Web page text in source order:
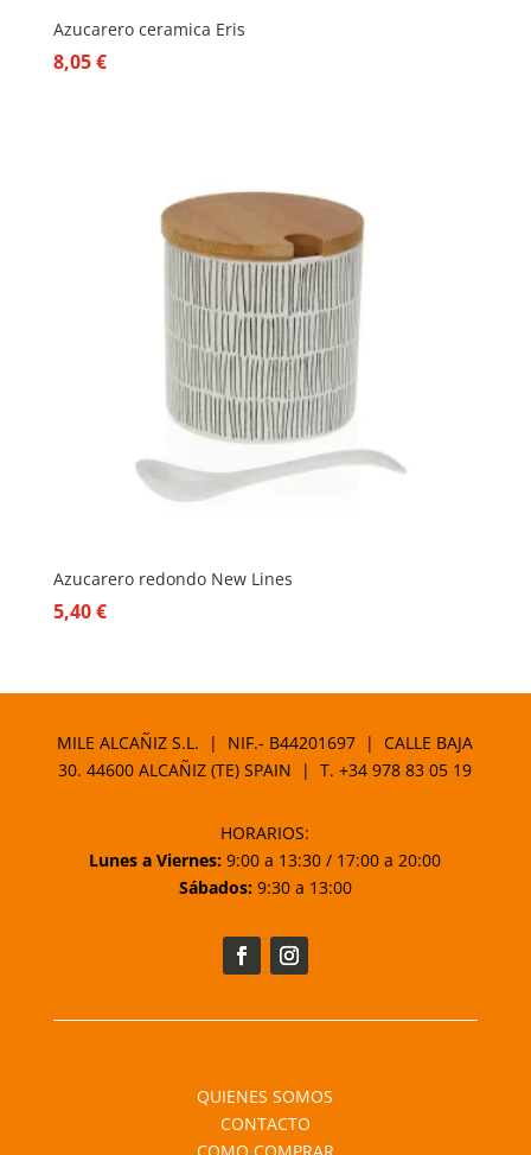
Azucarero ceramica Eris
8,05€
Azucarero redondo New Lines
5,40€
MILE ALCAÑIZ S.L. | NIF.- B44201697 | CALLE BAJA
30. 44600 ALCAÑIZ (TE) SPAIN | T.+34 978 83 05 19
HORARIOS:
Lunes a Viernes: 9:00 a 13:30 / 17:00 a 20:00
Sábados:9:30 a 13:00
QUIENES SOMOS
CONTACTO